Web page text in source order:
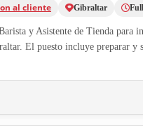
al cliente Gibraltar
y Asistente de Tienda para
El puesto incluye preparar y